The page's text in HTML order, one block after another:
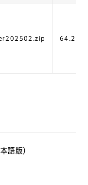
64.2MB
語版）